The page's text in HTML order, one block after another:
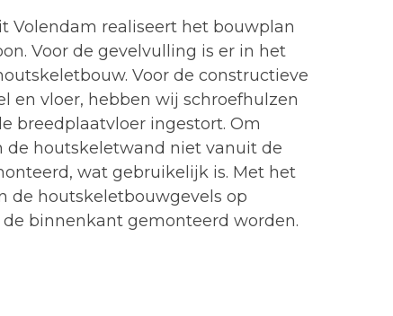
Volendam realiseert het bouwplan
Voor de gevelvulling is er in het
Voor de constructieve
en vloer, hebben wij schroefhulzen
breedplaatvloer ingestort. Om
de houtskeletwand niet vanuit de
wat gebruikelijk is. Met het
de houtskeletbouwgevels op
binnenkant gemonteerd worden.